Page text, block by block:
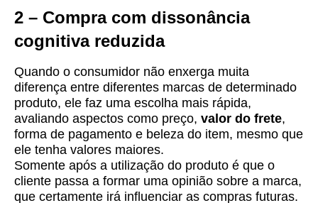
2 – Compra com dissonância
cognitiva reduzida
Quando o consumidor não enxerga muita
diferença entre diferentes marcas de determinado
produto, ele faz uma escolha mais rápida,
avaliando aspectos como preço, valor do frete,
forma de pagamento e beleza do item, mesmo que
ele tenha valores maiores.
Somente após a utilização do produto é que o
cliente passa a formar uma opinião sobre a marca,
que certamente irá influenciar as compras futuras.